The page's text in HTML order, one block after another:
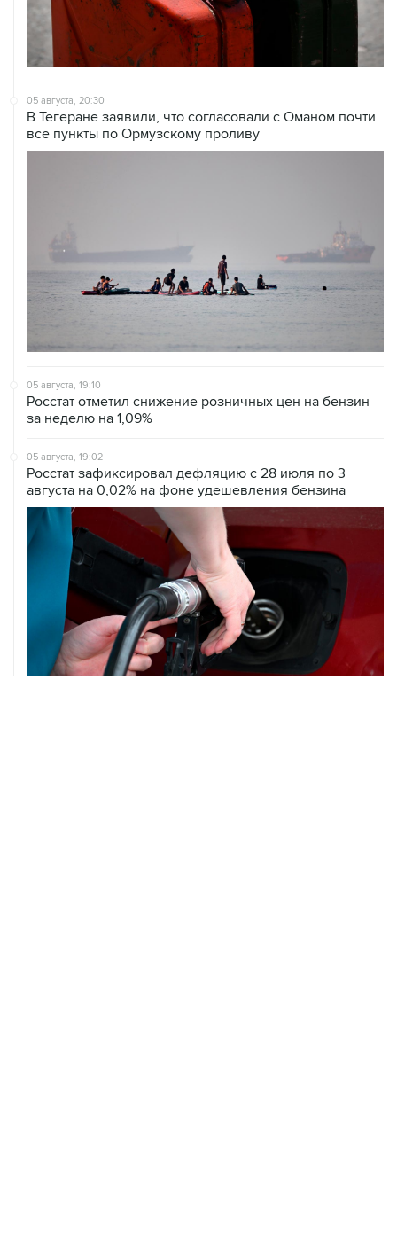
05 августа, 20:30
В Тегеране заявили, что согласовали с Оманом почти
все пункты по Ормузскому проливу
05 августа, 19:10
Росстат отметил снижение розничных цен на бензин
за неделю на 1,09%
05 августа, 19:02
Росстат зафиксировал дефляцию с 28 июля по 3
августа на 0,02% на фоне удешевления бензина